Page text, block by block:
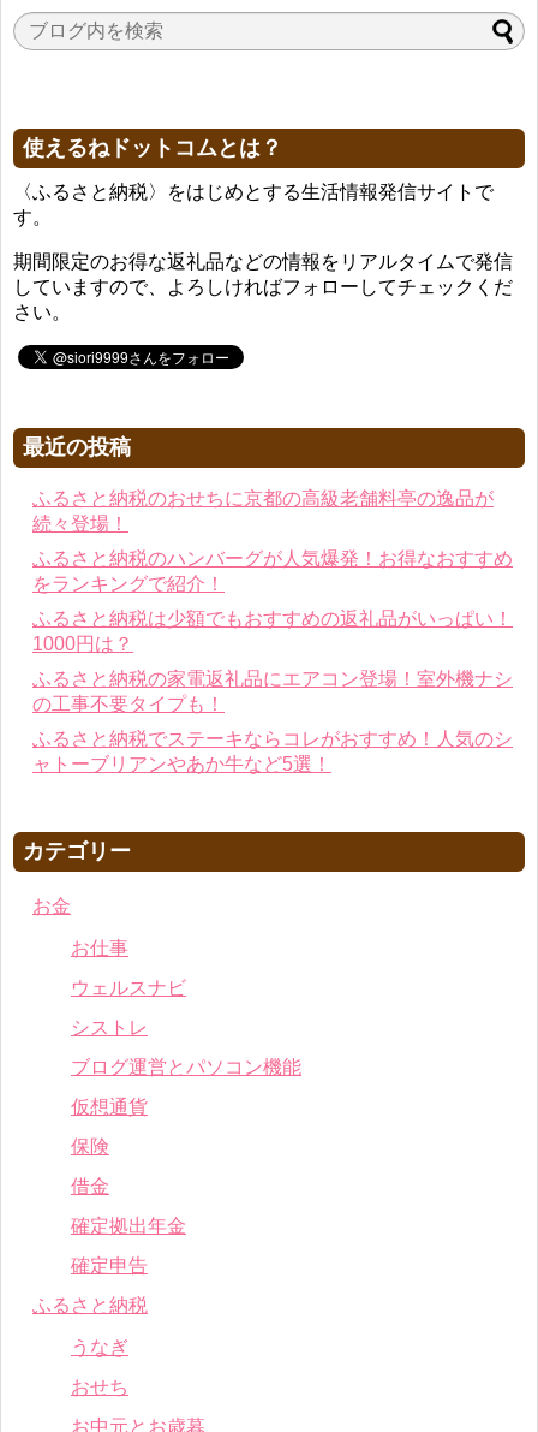
使えるねドットコムとは？
〈ふるさと納税〉をはじめとする生活情報発信サイトで
す。
期間限定のお得な返礼品などの情報をリアルタイムで発信
していますので、よろしければフォローしてチェックくだ
さい。
最近の投稿
ふるさと納税のおせちに京都の高級老舗料亭の逸品が
続々登場！
ふるさと納税のハンバーグが人気爆発！お得なおすすめ
をランキングで紹介！
ふるさと納税は少額でもおすすめの返礼品がいっぱい！
1000円は？
ふるさと納税の家電返礼品にエアコン登場！室外機ナシ
の工事不要タイプも！
ふるさと納税でステーキならコレがおすすめ！人気のシ
ャトーブリアンやあか牛など5選！
カテゴリー
お金
お仕事
ウェルスナビ
シストレ
ブログ運営とパソコン機能
仮想通貨
保険
借金
確定拠出年金
確定申告
ふるさと納税
うなぎ
おせち
お中元とお歳暮